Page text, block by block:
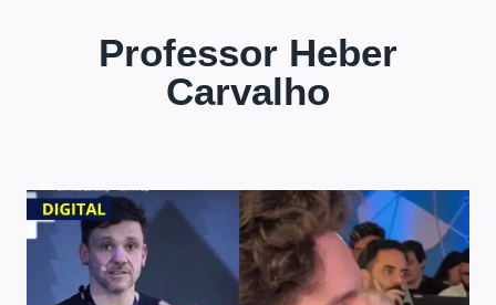
Professor Heber
Carvalho